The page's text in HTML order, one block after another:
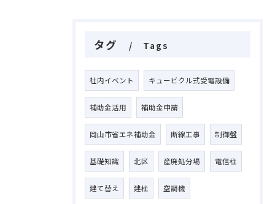
タグ Tags
社内イベント キュービクル式受電設備
補助金活用 補助金申請
岡山市省エネ補助金 断線工事 制御盤
基礎知識 北区 産廃処分場 電信柱
建て替え 建柱 空調機